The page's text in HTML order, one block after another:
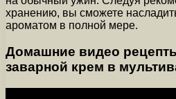
хранению, вы сможете
ароматом в полной мере.
Домашние видео
заварной крем в